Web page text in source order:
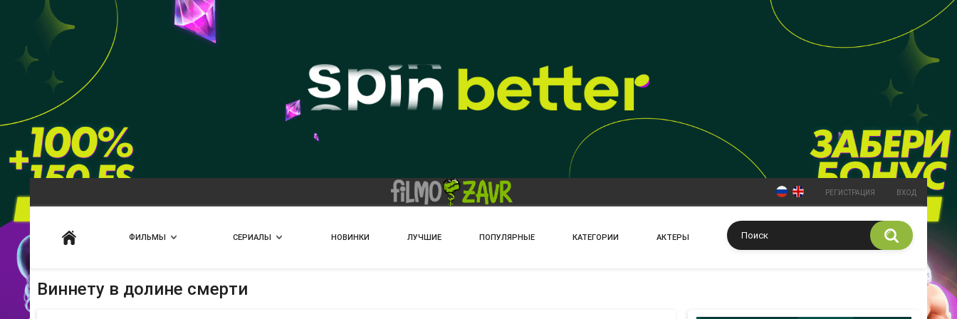
РЕГИСТРАЦИЯ ВХОД
ФИЛЬМЫ СЕРИАЛЫ НОВИНКИ ЛУЧШИЕ ПОПУЛЯРНЫЕ КАТЕГОРИИ АКТЕРЫ
Виннету в долине смерти